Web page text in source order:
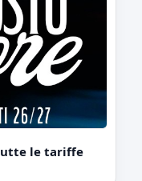
le tariffe